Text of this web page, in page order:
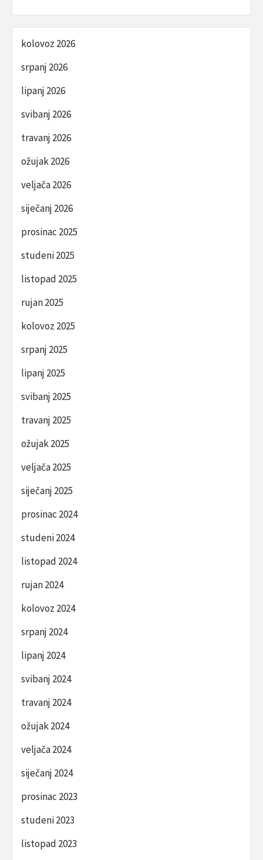
kolovoz 2026
srpanj 2026
lipanj 2026
svibanj 2026
travanj 2026
ožujak 2026
veljača 2026
siječanj 2026
prosinac 2025
studeni 2025
listopad 2025
rujan 2025
kolovoz 2025
srpanj 2025
lipanj 2025
svibanj 2025
travanj 2025
ožujak 2025
veljača 2025
siječanj 2025
prosinac 2024
studeni 2024
listopad 2024
rujan 2024
kolovoz 2024
srpanj 2024
lipanj 2024
svibanj 2024
travanj 2024
ožujak 2024
veljača 2024
siječanj 2024
prosinac 2023
studeni 2023
listopad 2023